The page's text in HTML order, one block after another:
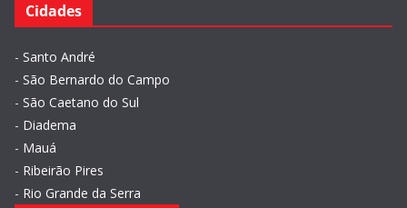
Cidades
- Santo André
- São Bernardo do Campo
- São Caetano do Sul
- Diadema
- Mauá
- Ribeirão Pires
- Rio Grande da Serra